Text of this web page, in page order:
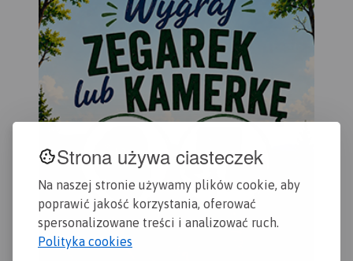
Strona używa ciasteczek
Na naszej stronie używamy plików cookie, aby
poprawić jakość korzystania, oferować
spersonalizowane treści i analizować ruch.
Polityka cookies
wyróżniono miejsca i
miejscowości warte
odwiedzenia.